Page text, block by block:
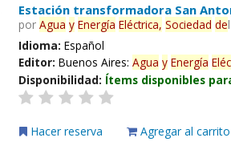
Estación transformadora San
porAgua y Energía Eléctrica, Sociedad de
Idioma:Español
Editor:Buenos Aires:Agua y Energía
Disponibilidad: Ítems disponibles
Hacer reserva Agregar al carrito